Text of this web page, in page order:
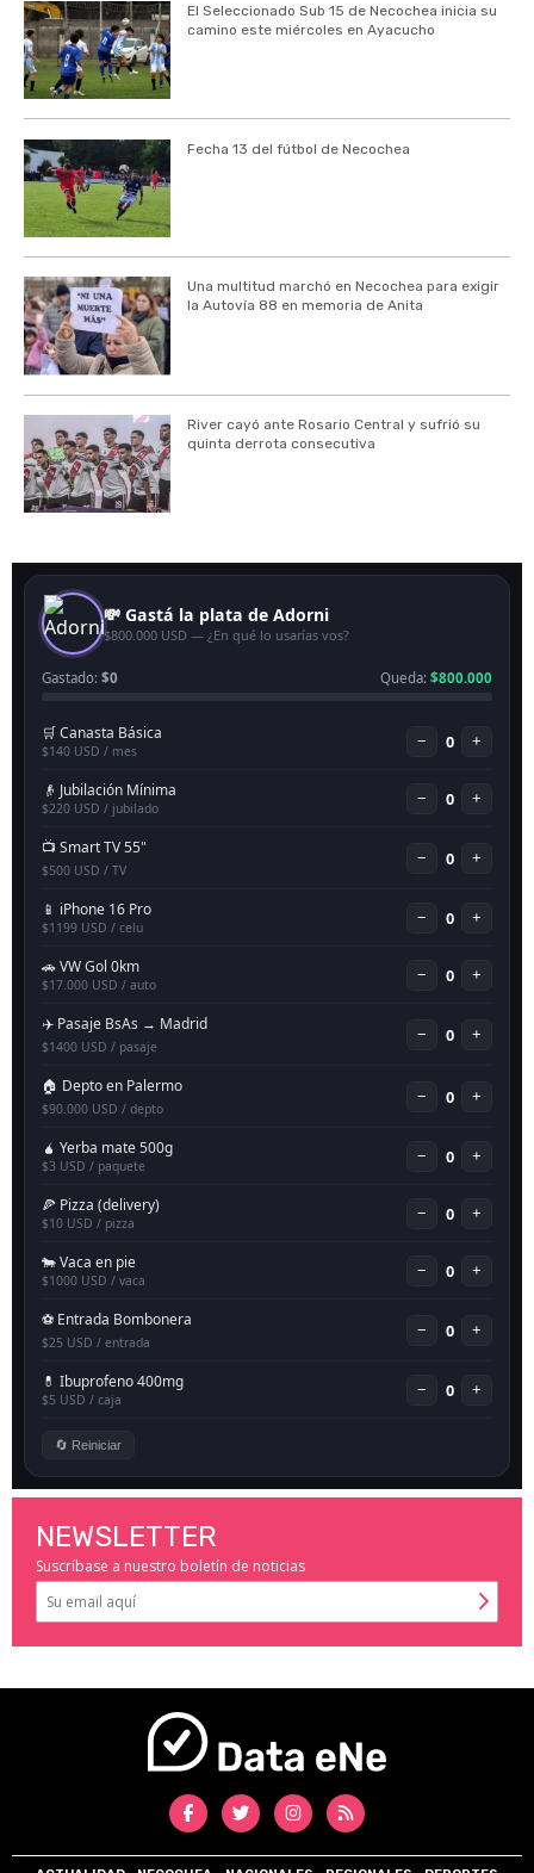
El Seleccionado Sub 15 de Necochea inicia su
camino este miércoles en Ayacucho
Fecha 13 del fútbol de Necochea
Una multitud marchó en Necochea para exigir
la Autovía 88 en memoria de Anita
River cayó ante Rosario Central y sufrió su
quinta derrota consecutiva
NEWSLETTER
Suscríbase a nuestro boletín de noticias